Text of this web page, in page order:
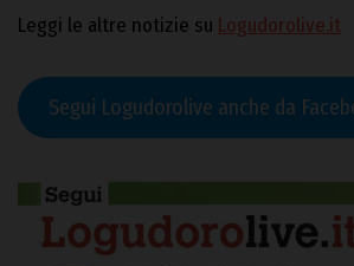
Leggi le altre notizie su Logudorolive.it
Segui Logudorolive anche da